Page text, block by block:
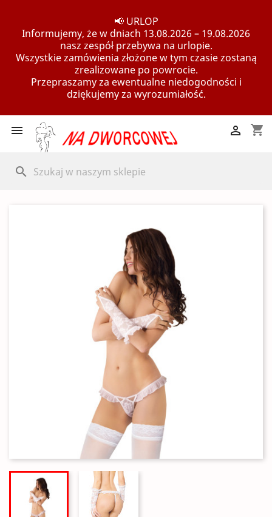
📢 URLOP
Informujemy, że w dniach 13.08.2026 – 19.08.2026
nasz zespół przebywa na urlopie.
Wszystkie zamówienia złożone w tym czasie zostaną
zrealizowane po powrocie.
Przepraszamy za ewentualne niedogodności i
dziękujemy za wyrozumiałość.
 shopping_cart

search